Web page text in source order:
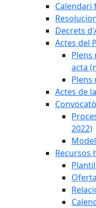
Calendari
Decrets
Actes del
Plens
acta
Plens
Actes de
2022)
Recursos